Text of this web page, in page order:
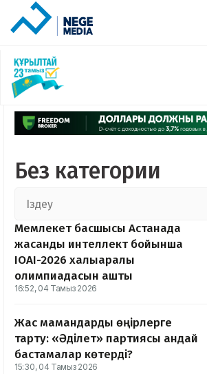
Без категории
Мемлекет басшысы Астанада
жасанды интеллект бойынша
IOAI-2026 халықаралық
олимпиадасын ашты
16:52, 04 Тамыз 2026
Жас мамандарды өңірлерге
тарту: «Әділет» партиясы қандай
бастамалар көтерді?
15:30, 04 Тамыз 2026